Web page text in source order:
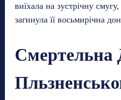
виїхала на зустрічну
загинула її восьмирічна